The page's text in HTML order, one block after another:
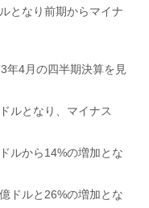
となり前期からマイナ
年4月の四半期決算を見
ルとなり、マイナス
ルから14%の増加とな
ドルと26%の増加とな